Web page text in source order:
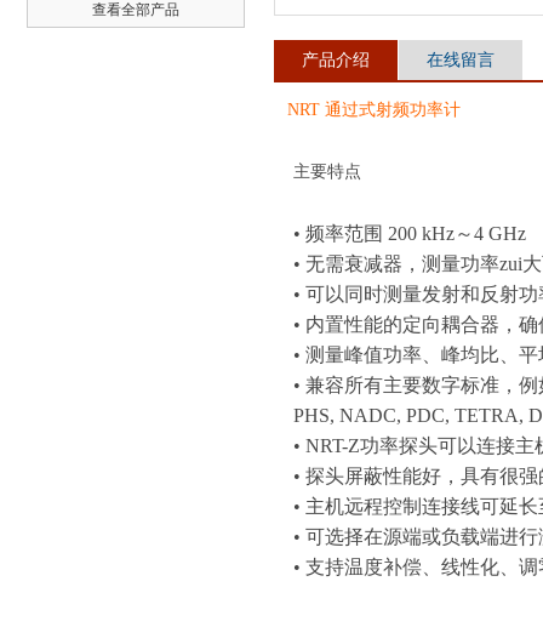
查看全部产品
产品介绍 在线留言
NRT 通过式射频功率计
主要特点
• 频率范围 200 kHz～4 GHz
• 无需衰减器，测量功率zui
• 可以同时测量发射和反射功
• 内置性能的定向耦合器，
• 测量峰值功率、峰均比、
• 兼容所有主要数字标准，
PHS, NADC, PDC, TETRA,
• NRT-Z功率探头可以连接
• 探头屏蔽性能好，具有很
• 主机远程控制连接线可延
• 可选择在源端或负载端进
• 支持温度补偿、线性化、